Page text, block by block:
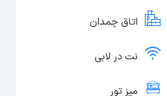
اتاق چمدان
نت در لابی
میز تور